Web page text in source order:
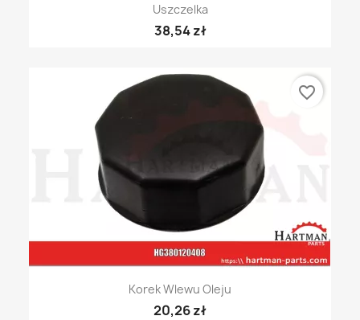
Uszczelka
38,54 zł
Korek Wlewu Oleju
20,26 zł
favorite_border